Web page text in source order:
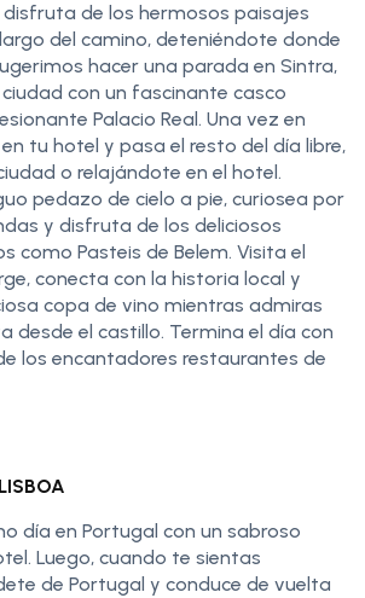
de los hermosos paisajes
del camino, deteniéndote donde
hacer una parada en Sintra,
con un fascinante casco
Palacio Real. Una vez en
tu hotel y pasa el resto del día libre,
o relajándote en el hotel.
pedazo de cielo a pie, curiosea por
y disfruta de los deliciosos
como Pasteis de Belem. Visita el
conecta con la historia local y
copa de vino mientras admiras
desde el castillo. Termina el día con
los encantadores restaurantes de
día en Portugal con un sabroso
Luego, cuando te sientas
de Portugal y conduce de vuelta